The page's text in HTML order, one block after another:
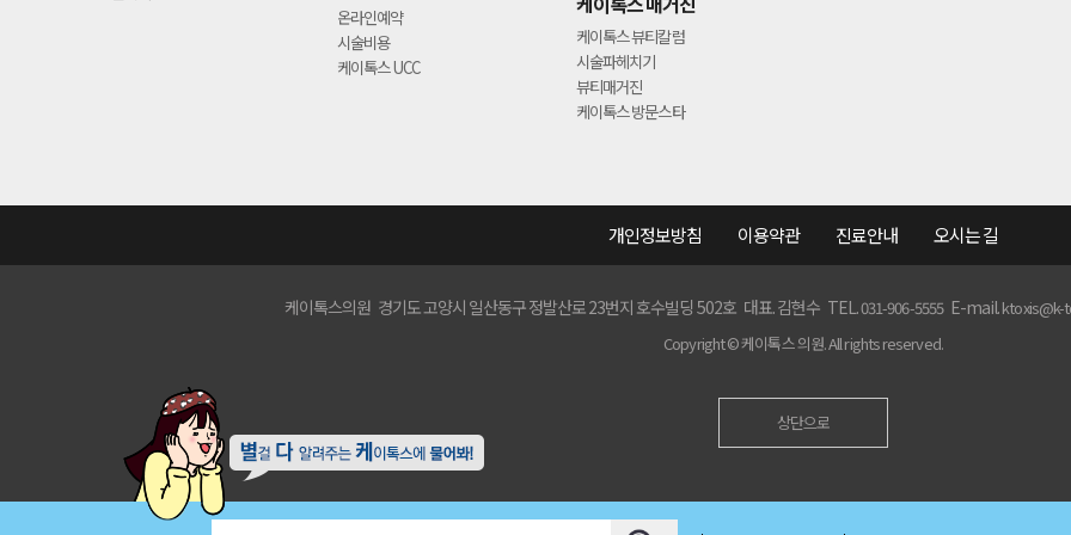
온라인예약
시술비용
케이톡스 UCC
케이톡스 뷰티칼럼
시술파헤치기
뷰티매거진
케이톡스 방문스타
개인정보방침 이용약관 진료안내 오시는 길
케이톡스의원 경기도 고양시 일산동구 정발산로 23번지 호수빌딩 502호 대표. 김현수 TEL.031-906-5555E-mail.ktoxis@k-
Copyright ©케이톡스 의원.All rights reserved.
상단으로